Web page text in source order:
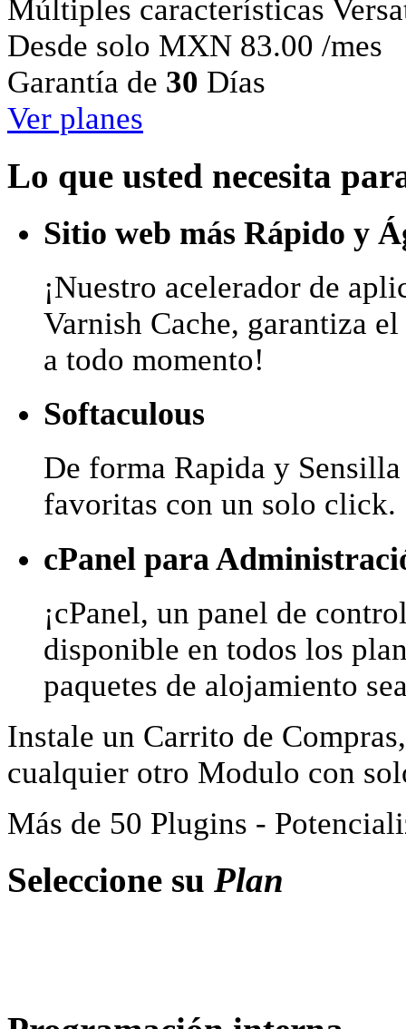
Múltiples características
Desde solo MXN 83.00 /mes
Garantía de 30 Días
Ver planes
Lo que usted necesita
Sitio web más Rápido y
¡Nuestro acelerador de
Varnish Cache, garantiza
a todo momento!
Softaculous
De forma Rapida y
favoritas con un solo click.
cPanel para
¡cPanel, un panel de
disponible en todos los
paquetes de alojamiento
Instale un Carrito de
cualquier otro Modulo con
Más de 50 Plugins -
Seleccione su Plan